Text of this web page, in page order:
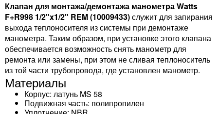
Клапан для монтажа/демонтажа манометра Watts
F+R998 1/2"x1/2" REM (10009433)служит для запирания
выхода теплоносителя из системы при демонтаже
манометра. Таким образом, при установке этого клапана
обеспечивается возможность снять манометр для
ремонта или замены, при этом не сливая теплоноситель
из той части трубопровода, где установлен манометр.
Материалы
Корпус: латунь MS 58
Подвижная часть: полипропилен